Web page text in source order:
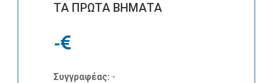
ΤΑ ΠΡΩΤΑ ΒΗΜΑΤΑ
-
Συγγραφέας: -